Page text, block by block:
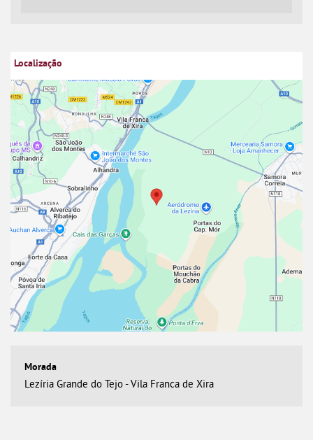
Lezíria Grande do Tejo - Vila Franca de Xira